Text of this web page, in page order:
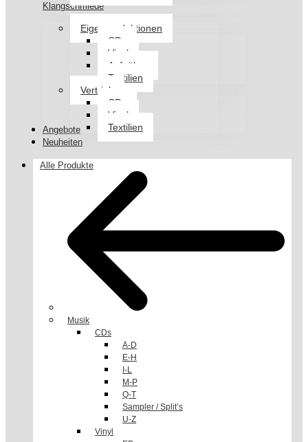
Klangschmiede
Eigenproduktionen
CDs
Vinyl
Aufnäher
Textilien
Vertrieb
CDs
Vinyl
Textilien
Angebote
Neuheiten
Alle Produkte
Musik
CDs
A-D
E-H
I-L
M-P
Q-T
Sampler / Split’s
U-Z
Vinyl